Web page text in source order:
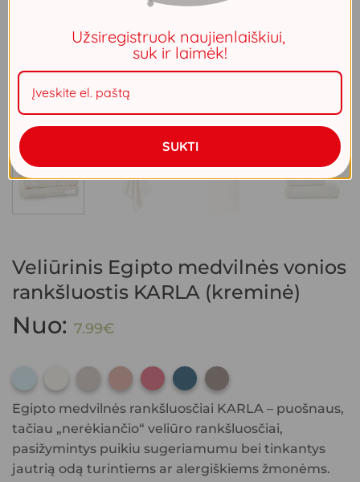
Veliūrinis Egipto medvilnės vonios
rankšluostis KARLA (kreminė)
Nuo: 7.99€
Egipto medvilnės rankšluosčiai KARLA – puošnaus,
tačiau „nerėkiančio“ veliūro rankšluosčiai,
pasižymintys puikiu sugeriamumu bei tinkantys
jautrią odą turintiems ar alergiškiems žmonėms.
Užsiregistruok naujienlaiškiui,
suk ir laimėk!
SUKTI